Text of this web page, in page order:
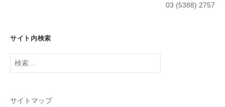
03 (5388) 2757
サイト内検索
検
索:
サイトマップ